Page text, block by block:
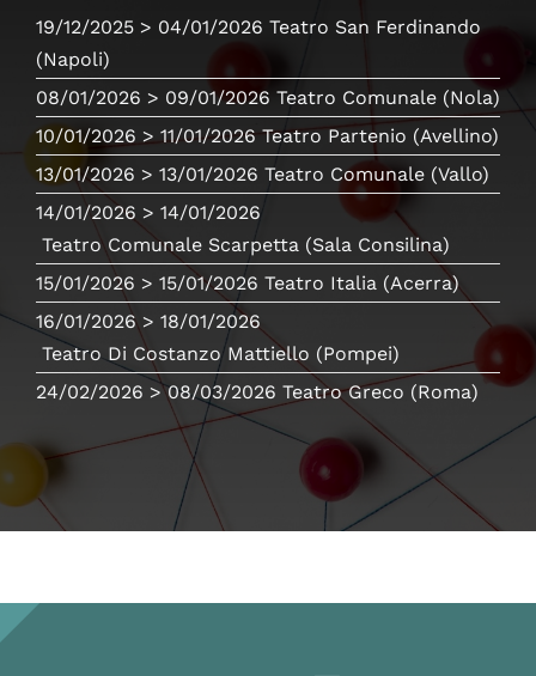
19/12/2025 > 04/01/2026 Teatro San Ferdinando
(Napoli)
08/01/2026 > 09/01/2026 Teatro Comunale (Nola)
10/01/2026 > 11/01/2026 Teatro Partenio (Avellino)
13/01/2026 > 13/01/2026 Teatro Comunale (Vallo)
14/01/2026 > 14/01/2026
Teatro Comunale Scarpetta (Sala Consilina)
15/01/2026 > 15/01/2026 Teatro Italia (Acerra)
16/01/2026 > 18/01/2026
Teatro Di Costanzo Mattiello (Pompei)
24/02/2026 > 08/03/2026 Teatro Greco (Roma)